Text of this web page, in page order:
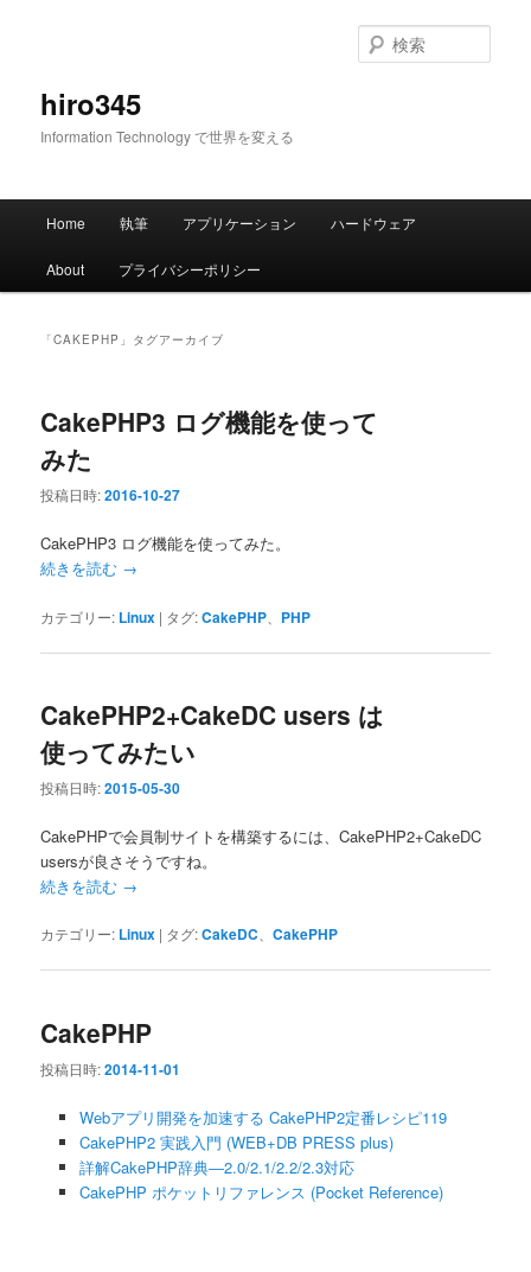
hiro345
Information Technology で世界を変える
索
メ
Home 執筆 アプリケーション ハードウェア
About プライバシーポリシー
「CAKEPHP 」タグアーカイブ
CakePHP3 ログ機能を使って
みた
投稿日時:2016-10-27
CakePHP3 ログ機能を使ってみた。
続きを読む →
カテゴリー: Linux | タグ:CakePHP PHP
CakePHP2+CakeDC users は
使ってみたい
投稿日時:2015-05-30
CakePHPで会員制サイトを構築するには、CakePHP2+CakeDC
usersが良さそうですね。
続きを読む →
カテゴリー: Linux | タグ:CakeDC 、CakePHP
CakePHP
投稿日時:2014-11-01
Webアプリ開発を加速する CakePHP2定番レシピ119
CakePHP2 実践入門 (WEB+DB PRESS plus)
詳解CakePHP辞典―2.0/2.1/2.2/2.3対応
CakePHP ポケットリファレンス (Pocket Reference)